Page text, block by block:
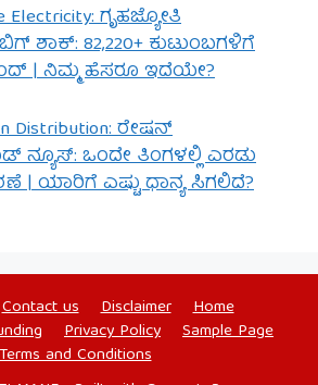
Electricity: ಗೃಹಜ್ಯೋತಿ
ಶಾಕ್: 82,220+ ಕುಟುಂಬಗಳಿಗೆ
| ನಿಮ್ಮ ಹೆಸರೂ ಇದೆಯೇ?
Distribution: ರೇಷನ್
ನ್ಯೂಸ್: ಒಂದೇ ತಿಂಗಳಲ್ಲಿ ಎರಡು
| ಯಾರಿಗೆ ಎಷ್ಟು ಧಾನ್ಯ ಸಿಗಲಿದೆ?
Contact us Disclaimer
Home
Privacy Policy
Sample Page
and Conditions